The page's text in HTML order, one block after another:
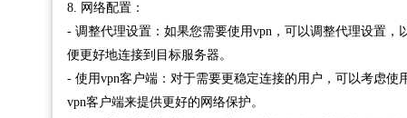
8. 网络配置：
- 调整代理设置：如果您需要使用vpn，可以调整代理设置，
便更好地连接到目标服务器。
- 使用vpn客户端：对于需要更稳定连接的用户，可以考虑使
vpn客户端来提供更好的网络保护。